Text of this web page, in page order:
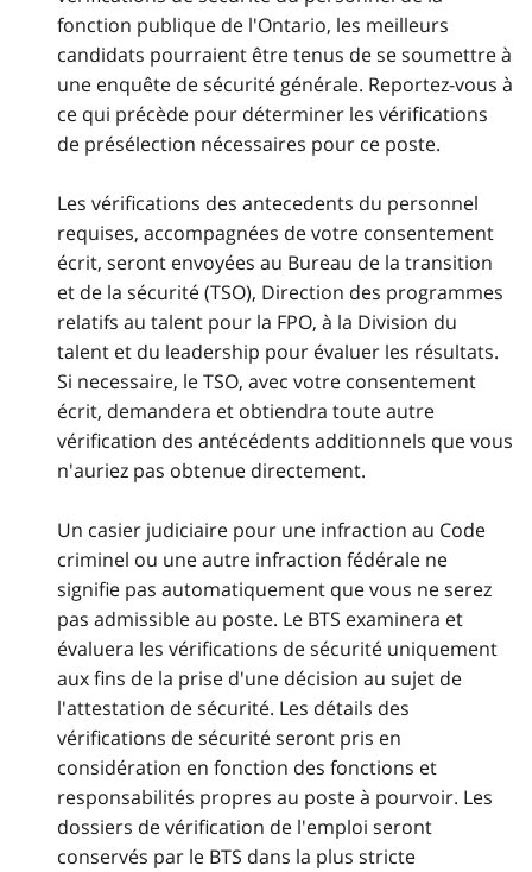
fonction publique de l'Ontario, les meilleurs
candidats pourraient être tenus de se soumettre à
une enquête de sécurité générale. Reportez-vous à
ce qui précède pour déterminer les vérifications
de présélection nécessaires pour ce poste.
Les vérifications des antecedents du personnel
requises, accompagnées de votre consentement
écrit, seront envoyées au Bureau de la transition
et de la sécurité (TSO), Direction des programmes
relatifs au talent pour la FPO, à la Division du
talent et du leadership pour évaluer les résultats.
Si necessaire, le TSO, avec votre consentement
écrit, demandera et obtiendra toute autre
vérification des antécédents additionnels que vous
n'auriez pas obtenue directement.
Un casier judiciaire pour une infraction au Code
criminel ou une autre infraction fédérale ne
signifie pas automatiquement que vous ne serez
pas admissible au poste. Le BTS examinera et
évaluera les vérifications de sécurité uniquement
aux fins de la prise d'une décision au sujet de
l'attestation de sécurité. Les détails des
vérifications de sécurité seront pris en
considération en fonction des fonctions et
responsabilités propres au poste à pourvoir. Les
dossiers de vérification de l'emploi seront
conservés par le BTS dans la plus stricte